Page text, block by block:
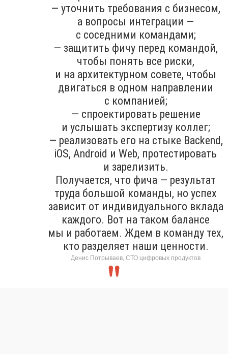
— уточнить требования с бизнесом,
а вопросы интеграции —
с соседними командами;
— защитить фичу перед командой,
чтобы понять все риски,
и на архитектурном совете, чтобы
двигаться в одном направлении
с компанией;
— спроектировать решение
и услышать экспертизу коллег;
— реализовать его на стыке Backend,
iOS, Android и Web, протестировать
и зарелизить.
Получается, что фича — результат
труда большой команды, но успех
зависит от индивидуального вклада
каждого. Вот на таком балансе
мы и работаем. Ждем в команду тех,
кто разделяет наши ценности.
Денис Потрываев, СТО цифровых продуктов